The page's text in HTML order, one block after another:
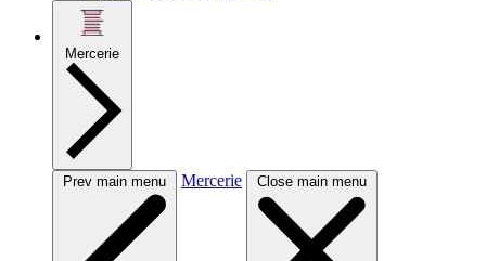
Mercerie
Prev main menu Mercerie Close main menu